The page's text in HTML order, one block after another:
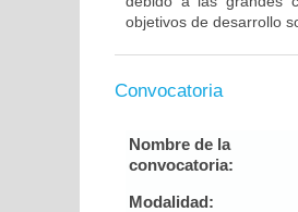
objetivos de desarrollo
Convocatoria
Nombre de la
convocatoria:
Modalidad: